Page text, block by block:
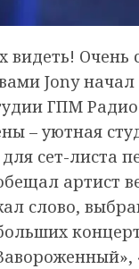
видеть!
Jony
ГПМ
– уютная
сет-листа
артист
слово,